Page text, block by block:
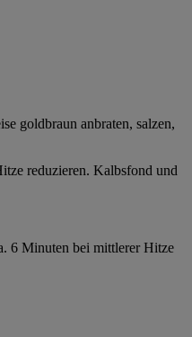
goldbraun anbraten, salzen,
reduzieren. Kalbsfond und
6 Minuten bei mittlerer Hitze